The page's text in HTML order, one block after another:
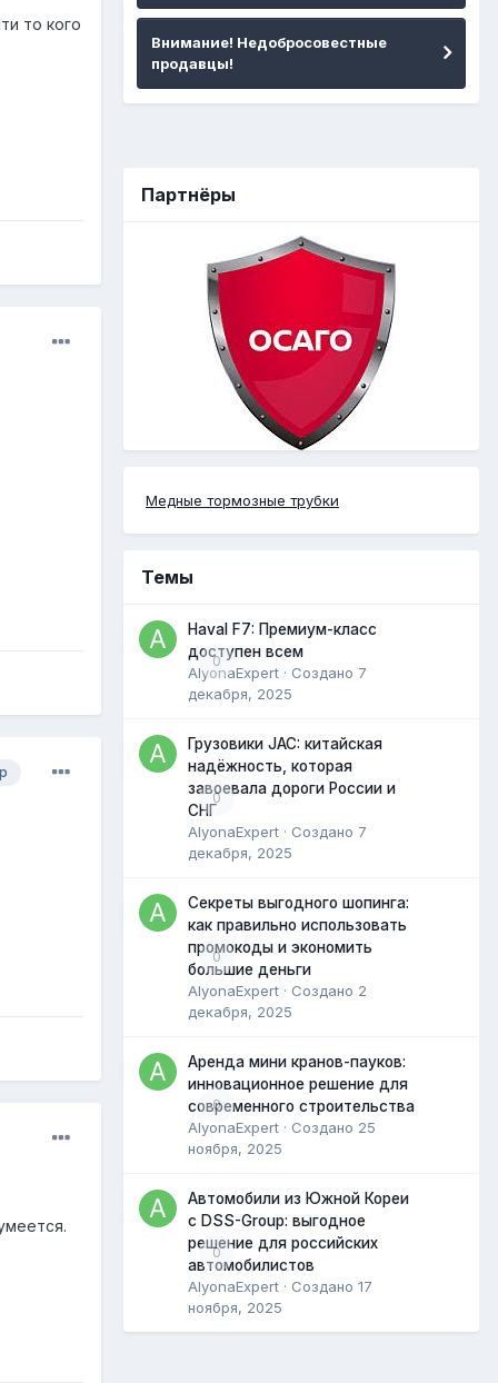
то кого
Внимание! Недобросовестные
продавцы!
Партнёры
Медные тормозные трубки
Темы
0
Haval F7: Премиум-класс
доступен всем
AlyonaExpert · Создано 7
декабря, 2025
0
Грузовики JAC: китайская
надёжность, которая
завоевала дороги России и
СНГ
AlyonaExpert · Создано 7
декабря, 2025
0
Секреты выгодного шопинга:
как правильно использовать
промокоды и экономить
большие деньги
AlyonaExpert · Создано 2
декабря, 2025
0
Аренда мини кранов-пауков:
инновационное решение для
современного строительства
AlyonaExpert · Создано 25
ноября, 2025
0
Автомобили из Южной Кореи
с DSS-Group: выгодное
решение для российских
автомобилистов
AlyonaExpert · Создано 17
ноября, 2025